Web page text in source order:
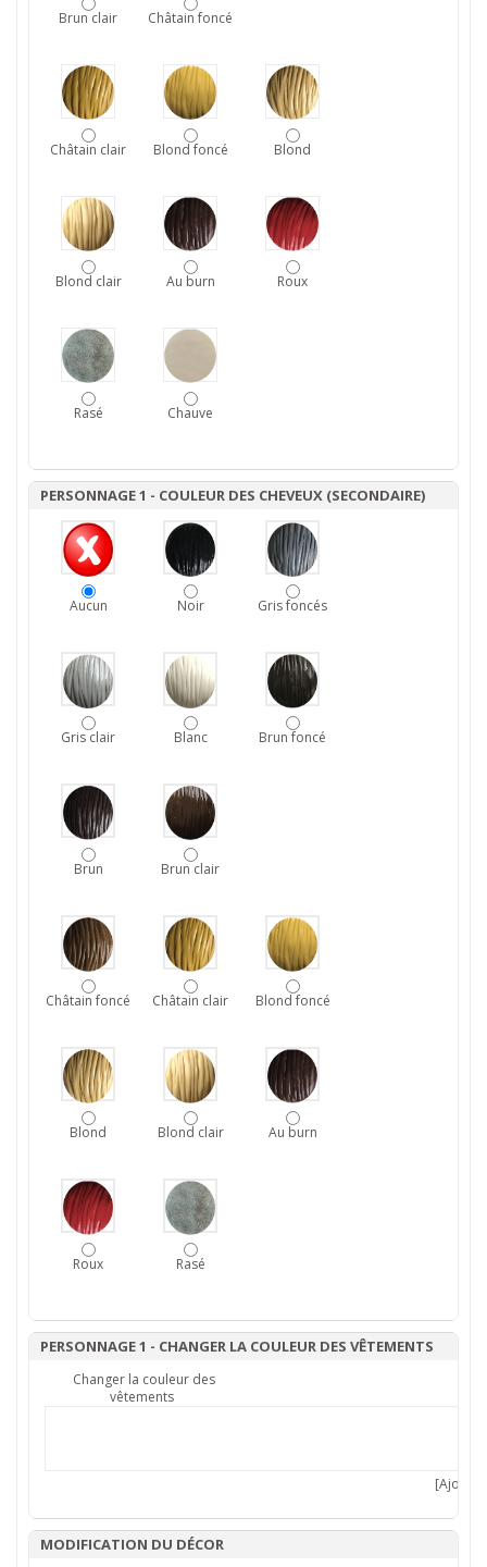
Brun clair Châtain foncé
Châtain clair Blond foncé Blond
Blond clair Au burn Roux
Rasé Chauve
PERSONNAGE 1 - COULEUR DES CHEVEUX (SECONDAIRE)
Aucun Noir Gris foncés
Gris clair Blanc Brun foncé
Brun Brun clair
Châtain foncé Châtain clair Blond foncé
Blond Blond clair Au burn
Roux Rasé
PERSONNAGE 1 - CHANGER LA COULEUR DES VÊTEMENTS
Changer la couleur des
vêtements
MODIFICATION DU DÉCOR